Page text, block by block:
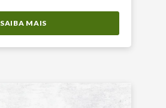
SAIBA MAIS